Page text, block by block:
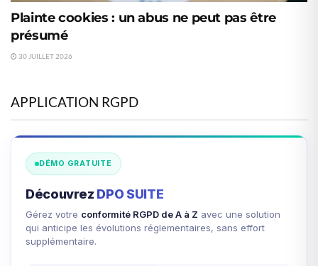
Plainte cookies : un abus ne peut pas être
présumé
30 JUILLET 2026
APPLICATION RGPD
DÉMO GRATUITE
Découvrez DPO SUITE
Gérez votre conformité RGPD de A à Z avec une solution
qui anticipe les évolutions réglementaires, sans effort
supplémentaire.